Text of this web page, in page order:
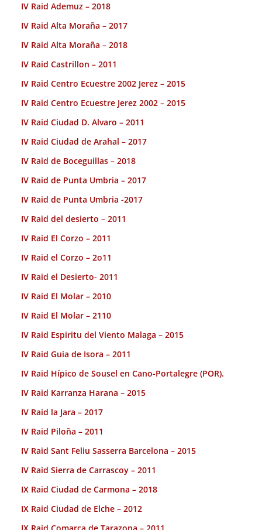
IV Raid Ademuz – 2018
IV Raid Alta Moraña – 2017
IV Raid Alta Moraña – 2018
IV Raid Castrillon – 2011
IV Raid Centro Ecuestre 2002 Jerez – 2015
IV Raid Centro Ecuestre Jerez 2002 – 2015
IV Raid Ciudad D. Alvaro – 2011
IV Raid Ciudad de Arahal – 2017
IV Raid de Boceguillas – 2018
IV Raid de Punta Umbria – 2017
IV Raid de Punta Umbria -2017
IV Raid del desierto – 2011
IV Raid El Corzo – 2011
IV Raid el Corzo – 2o11
IV Raid el Desierto- 2011
IV Raid El Molar – 2010
IV Raid El Molar – 2110
IV Raid Espiritu del Viento Malaga – 2015
IV Raid Guia de Isora – 2011
IV Raid Hípico de Sousel en Cano-Portalegre (POR).
IV Raid Karranza Harana – 2015
IV Raid la Jara – 2017
IV Raid Piloña – 2011
IV Raid Sant Feliu Sasserra Barcelona – 2015
IV Raid Sierra de Carrascoy – 2011
IX Raid Ciudad de Carmona – 2018
IX Raid Ciudad de Elche – 2012